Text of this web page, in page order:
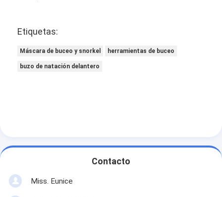
Etiquetas:
Máscara de buceo y snorkel herramientas de buceo
buzo de natación delantero
Contacto
Miss. Eunice